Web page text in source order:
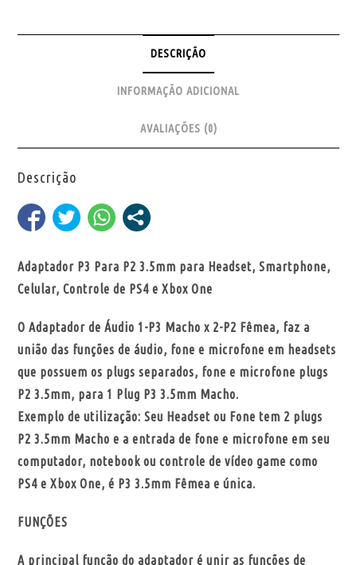
DESCRIÇÃO
INFORMAÇÃO ADICIONAL
AVALIAÇÕES (0)
Descrição
Adaptador P3 Para P2 3.5mm para Headset, Smartphone,
Celular, Controle de PS4 e Xbox One
O Adaptador de Áudio 1-P3 Macho x 2-P2 Fêmea, faz a
união das funções de áudio, fone e microfone em headsets
que possuem os plugs separados, fone e microfone plugs
P2 3.5mm, para 1 Plug P3 3.5mm Macho.
Exemplo de utilização: Seu Headset ou Fone tem 2 plugs
P2 3.5mm Macho e a entrada de fone e microfone em seu
computador, notebook ou controle de vídeo game como
PS4 e Xbox One, é P3 3.5mm Fêmea e única.
FUNÇÕES
A principal função do adaptador é unir as funções de